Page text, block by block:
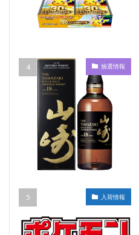
抽選情報
入荷情報